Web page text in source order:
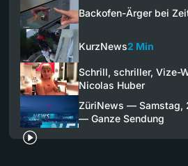
Backofen-Ärger bei
KurzNews2 Min
Schrill, schriller, Vize-
Nicolas Huber
ZüriNews — Samstag,
— Ganze Sendung